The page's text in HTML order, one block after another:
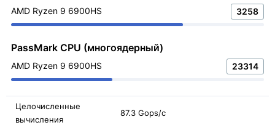
AMD Ryzen 9 6900HS 3258
PassMark CPU (многоядерный)
AMD Ryzen 9 6900HS 23314
Целочисленные
вычисления
87.3 Gops/с